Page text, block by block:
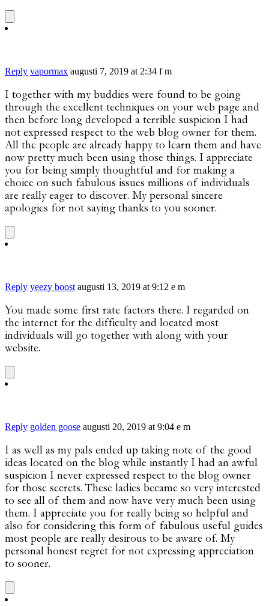
Reply vapormax augusti 7, 2019 at 2:34 f m
I together with my buddies were found to be going
through the excellent techniques on your web page and
then before long developed a terrible suspicion I had
not expressed respect to the web blog owner for them.
All the people are already happy to learn them and have
now pretty much been using those things. I appreciate
you for being simply thoughtful and for making a
choice on such fabulous issues millions of individuals
are really eager to discover. My personal sincere
apologies for not saying thanks to you sooner.
Reply yeezy boost augusti 13, 2019 at 9:12 e m
You made some first rate factors there. I regarded on
the internet for the difficulty and located most
individuals will go together with along with your
website.
Reply golden goose augusti 20, 2019 at 9:04 e m
I as well as my pals ended up taking note of the good
ideas located on the blog while instantly I had an awful
suspicion I never expressed respect to the blog owner
for those secrets. These ladies became so very interested
to see all of them and now have very much been using
them. I appreciate you for really being so helpful and
also for considering this form of fabulous useful guides
most people are really desirous to be aware of. My
personal honest regret for not expressing appreciation
to sooner.